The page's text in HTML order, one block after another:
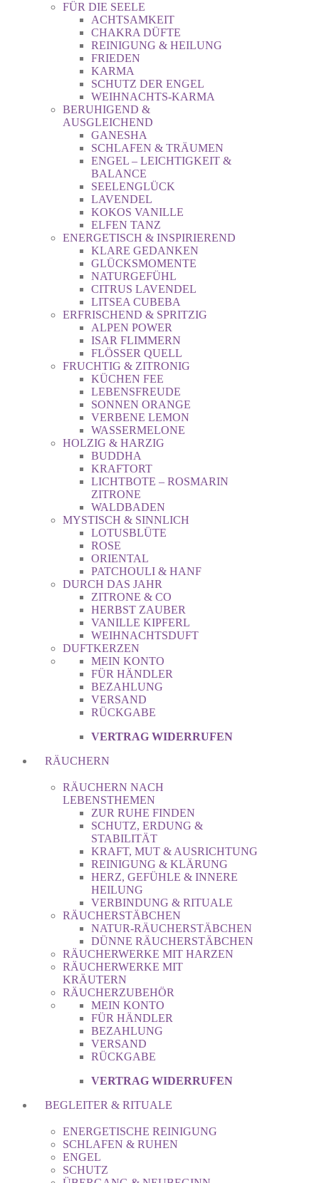
FÜR DIE SEELE
ACHTSAMKEIT
CHAKRA DÜFTE
REINIGUNG & HEILUNG
FRIEDEN
KARMA
SCHUTZ DER ENGEL
WEIHNACHTS-KARMA
BERUHIGEND &
AUSGLEICHEND
GANESHA
SCHLAFEN & TRÄUMEN
ENGEL – LEICHTIGKEIT &
BALANCE
SEELENGLÜCK
LAVENDEL
KOKOS VANILLE
ELFEN TANZ
ENERGETISCH & INSPIRIEREND
KLARE GEDANKEN
GLÜCKSMOMENTE
NATURGEFÜHL
CITRUS LAVENDEL
LITSEA CUBEBA
ERFRISCHEND & SPRITZIG
ALPEN POWER
ISAR FLIMMERN
FLÖSSER QUELL
FRUCHTIG & ZITRONIG
KÜCHEN FEE
LEBENSFREUDE
SONNEN ORANGE
VERBENE LEMON
WASSERMELONE
HOLZIG & HARZIG
BUDDHA
KRAFTORT
LICHTBOTE – ROSMARIN
ZITRONE
WALDBADEN
MYSTISCH & SINNLICH
LOTUSBLÜTE
ROSE
ORIENTAL
PATCHOULI & HANF
DURCH DAS JAHR
ZITRONE & CO
HERBST ZAUBER
VANILLE KIPFERL
WEIHNACHTSDUFT
DUFTKERZEN
MEIN KONTO
FÜR HÄNDLER
BEZAHLUNG
VERSAND
RÜCKGABE
VERTRAG WIDERRUFEN
RÄUCHERN
RÄUCHERN NACH
LEBENSTHEMEN
ZUR RUHE FINDEN
SCHUTZ, ERDUNG &
STABILITÄT
KRAFT, MUT & AUSRICHTUNG
REINIGUNG & KLÄRUNG
HERZ, GEFÜHLE & INNERE
HEILUNG
VERBINDUNG & RITUALE
RÄUCHERSTÄBCHEN
NATUR-RÄUCHERSTÄBCHEN
DÜNNE RÄUCHERSTÄBCHEN
RÄUCHERWERKE MIT HARZEN
RÄUCHERWERKE MIT
KRÄUTERN
RÄUCHERZUBEHÖR
MEIN KONTO
FÜR HÄNDLER
BEZAHLUNG
VERSAND
RÜCKGABE
VERTRAG WIDERRUFEN
BEGLEITER & RITUALE
ENERGETISCHE REINIGUNG
SCHLAFEN & RUHEN
ENGEL
SCHUTZ